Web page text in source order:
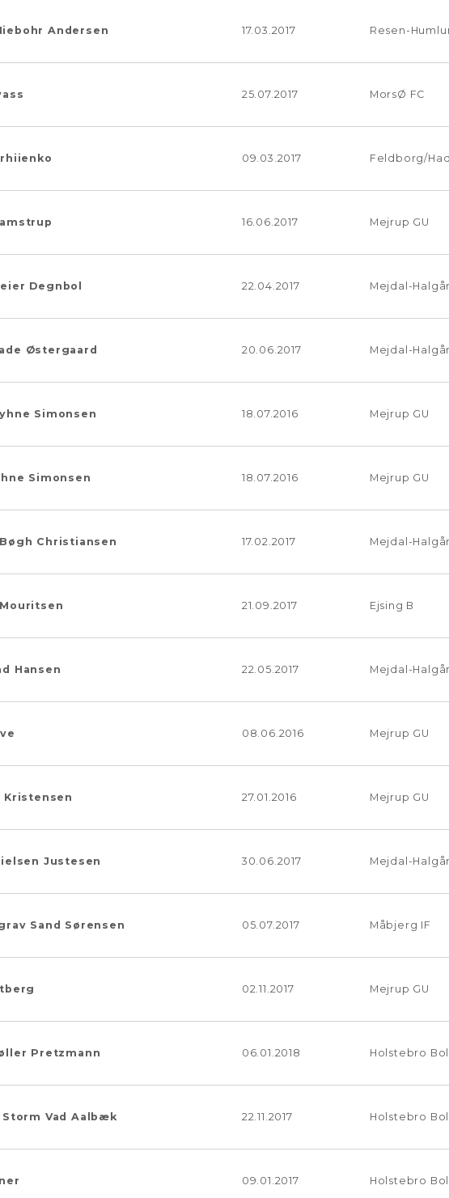
Andersen 17.03.2017 Resen-
25.07.2017 MorsØ FC
09.03.2017 Feldborg/
16.06.2017 Mejrup GU
Degnbol 22.04.2017 Mejdal-
Østergaard 20.06.2017 Mejdal-
Simonsen 18.07.2016 Mejrup GU
Simonsen 18.07.2016 Mejrup GU
Christiansen 17.02.2017 Mejdal-
21.09.2017 Ejsing B
Hansen 22.05.2017 Mejdal-
08.06.2016 Mejrup GU
Kristensen 27.01.2016 Mejrup GU
Justesen 30.06.2017 Mejdal-
Sand Sørensen 05.07.2017 Måbjerg IF
02.11.2017 Mejrup GU
Pretzmann 06.01.2018 Holstebro
Vad Aalbæk 22.11.2017 Holstebro
09.01.2017 Holstebro